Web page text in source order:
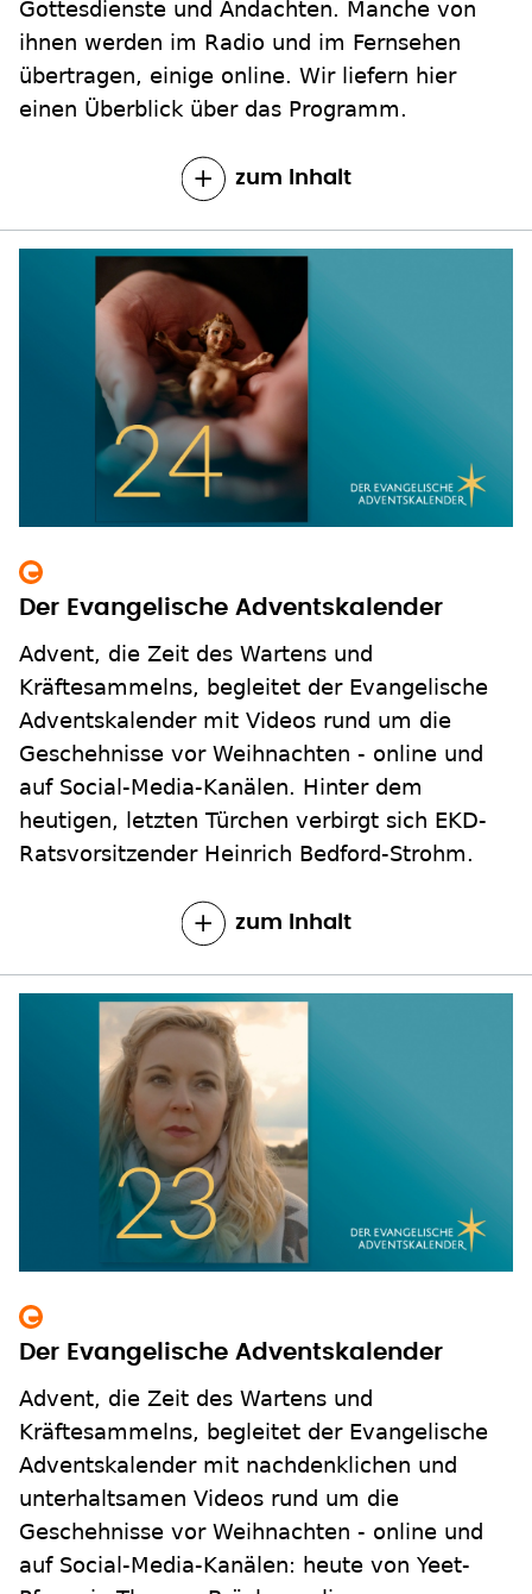
Gottesdienste und Andachten. Manche von
ihnen werden im Radio und im Fernsehen
übertragen, einige online. Wir liefern hier
einen Überblick über das Programm.
zum Inhalt
Der Evangelische Adventskalender
Advent, die Zeit des Wartens und
Kräftesammelns, begleitet der Evangelische
Adventskalender mit Videos rund um die
Geschehnisse vor Weihnachten - online und
auf Social-Media-Kanälen. Hinter dem
heutigen, letzten Türchen verbirgt sich EKD-
Ratsvorsitzender Heinrich Bedford-Strohm.
zum Inhalt
Der Evangelische Adventskalender
Advent, die Zeit des Wartens und
Kräftesammelns, begleitet der Evangelische
Adventskalender mit nachdenklichen und
unterhaltsamen Videos rund um die
Geschehnisse vor Weihnachten - online und
auf Social-Media-Kanälen: heute von Yeet-